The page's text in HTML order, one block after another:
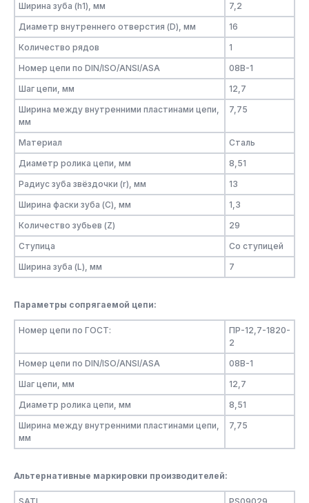
Ширина зуба (h1), мм
7,2
Диаметр внутреннего отверстия (D), мм
16
Количество рядов
1
Номер цепи по DIN/ISO/ANSI/ASA
08B-1
Шаг цепи, мм
12,7
Ширина между внутренними пластинами цепи,
мм
7,75
Материал
Сталь
Диаметр ролика цепи, мм
8,51
Радиус зуба звёздочки (r), мм
13
Ширина фаски зуба (C), мм
1,3
Количество зубьев (Z)
29
Ступица
Со ступицей
Ширина зуба (L), мм
7
Параметры сопрягаемой цепи:
Номер цепи по ГОСТ:
ПР-12,7-1820-
2
Номер цепи по DIN/ISO/ANSI/ASA
08B-1
Шаг цепи, мм
12,7
Диаметр ролика цепи, мм
8,51
Ширина между внутренними пластинами цепи,
мм
7,75
Альтернативные маркировки производителей: